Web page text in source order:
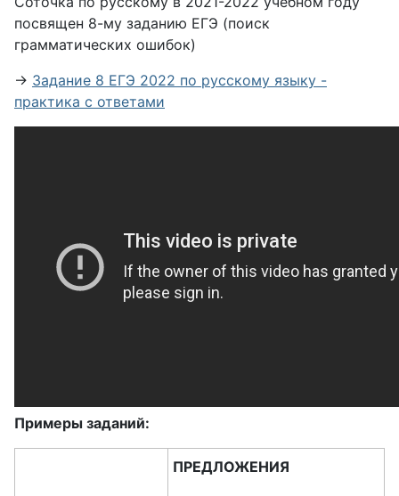
посвящен 8-му заданию ЕГЭ (поиск
грамматических ошибок)
→ Задание 8 ЕГЭ 2022 по русскому языку -
практика с ответами
Примеры заданий:
ПРЕДЛОЖЕНИЯ